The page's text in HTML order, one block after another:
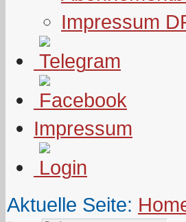
Impressum
Impressum
Aktuelle Seite: